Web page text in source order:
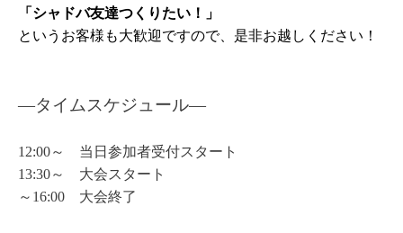
「シャドバ友達つくりたい！」
というお客様も大歓迎ですので、是非お越しください！
―タイムスケジュール―
12:00～ 当日参加者受付スタート
13:30～ 大会スタート
～16:00 大会終了